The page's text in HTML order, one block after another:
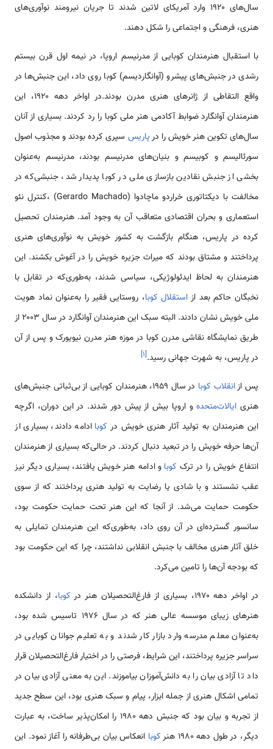
سال‌های ۱۹۲۰ وارد آمریکای لاتین شدند تا جریان نیرومند نوآوری‌های
هنری، فرهنگی و اجتماعی را شکل دهند.
با استقبال هنرمندان کوبایی از مدرنیسم اروپا، در نیمه اول قرن بیستم
رشدی در جنبش‌های پیشرو (آوانگاردیسم) کوبا روی داد، این جنبش‌ها در
واقع التقاطی از ژانرهای هنری مدرن بودند.در اواخر دهه ۱۹۲۰، این
هنرمندان آوانگارد ضوابط آکادمی هنر ملی کوبا را رد کردند. بسیاری از آنان
سال‌های تکوین هنر خویش را درپاریس سپری کرده بودند و مجذوب اصول
سورئالیسم و کوبیسم و بنیان‌های مدرنیسم بودند، مدرنیسم به‌عنوان
بخشی از جنبش نقادین بازسازی ملی در کوبا پدیدار شد، جنبشی‌که در
مخالفت با دیکتاتوری خراردو ماچادوا (Gerardo Machado) ،کنترل نئو
استعماری و بحران اقتصادی متعاقب آن به وجود آمد. هنرمندان تحصیل
کرده در پاریس، هنگام بازگشت به کشور خویش به نوآوری‌های هنری
پرداختند و مشتاق بودند که میراث جزیره خویش را در آغوش بکشند. این
هنرمندان به لحاظ ایدئولوژیکی، سیاسی شدند، به‌طوری‌که در تقابل با
نخبگان حاکم بعد از استقلال کوبا، روستایی فقیر را به‌عنوان نماد هویت
ملی خویش نشان دادند. البته سبک این هنرمندان آوانگارد در سال ۲۰۰۳ از
طریق نمایشگاه نقاشی مدرن کوبا در موزه هنر مدرن نیویورک و پس از آن
در پاریس، به شهرت جهانی رسید.[۱]
پس ازانقلاب کوبا
در سال ۱۹۵۹، هنرمندان کوبایی از بی‌ثباتی جنبش‌های
هنری ایالات‌متحدهو اروپا بیش از پیش دور شدند. در این دوران، اگرچه
این هنرمندان به تولید آثار هنری خویش در کوبا ادامه دادند، بسیاری از
آن‌ها حرفه خویش را در تبعید دنبال کردند. در حالی‌که بسیاری از هنرمندان
انتفاع خویش را در ترک کوبا و ادامه هنر خویش یافتند، بسیاری دیگر نیز
عقب نشستند و با شادی یا رضایت به تولید هنری پرداختند که از سوی
حکومت حمایت می‌شد. از آنجا که این هنر تحت حمایت حکومت بود،
سانسور گسترده‌ای در آن روی داد، به‌طوری‌که این هنرمندان تمایلی به
خلق آثار هنری مخالف با جنبش انقلابی نداشتند، چرا که این حکومت بود
که بودجه آن‌ها را تامین می‌کرد.
در اواخر دهه ۱۹۷۰، بسیاری از فارغ‌التحصیلان هنر در کوبا، از دانشکده
هنرهای زیبای موسسه عالی هنر که در سال ۱۹۷۶ تاسیس شده بود،
به‌عنوان معلم مدرسه وارد بازار کار شدند و به تعلیم جوانان کوبایی در
سراسر جزیره پرداختند، این شرایط، فرصتی را در اختیار فارغ‌التحصیلان قرار
داد تا آزادی بیان را به دانش‌آموزان بیاموزند. این به معنی آزادی بیان در
تمامی اشکال هنری از جمله ابزار، پیام و سبک هنری بود، این سطح جدید
از تجربه و بیان بود که جنبش دهه ۱۹۸۰ را امکان‌پذیر ساخت، به عبارت
دیگر، در طول دهه ۱۹۸۰ هنر
کوبا انعکاس بیان بی‌طرفانه را آغاز نمود. این